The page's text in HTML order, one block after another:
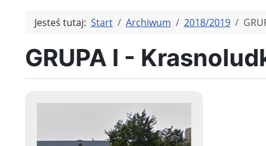
Jesteś tutaj: Start Archiwum 2018/2019
GRUPA I -